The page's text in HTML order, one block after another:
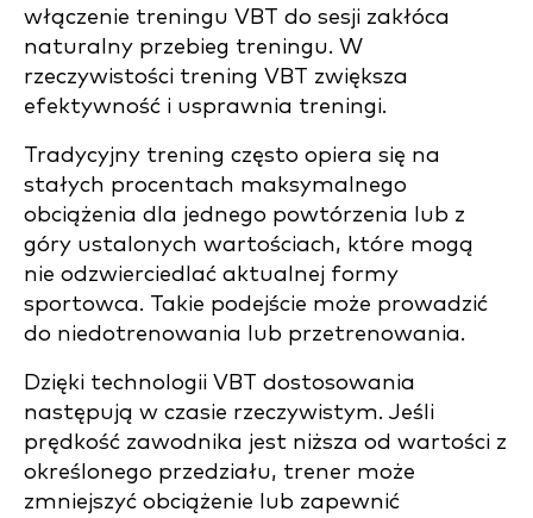
włączenie treningu VBT do sesji zakłóca
naturalny przebieg treningu. W
rzeczywistości trening VBT zwiększa
efektywność i usprawnia treningi.
Tradycyjny trening często opiera się na
stałych procentach maksymalnego
obciążenia dla jednego powtórzenia lub z
góry ustalonych wartościach, które mogą
nie odzwierciedlać aktualnej formy
sportowca. Takie podejście może prowadzić
do niedotrenowania lub przetrenowania.
Dzięki technologii VBT dostosowania
następują w czasie rzeczywistym. Jeśli
prędkość zawodnika jest niższa od wartości z
określonego przedziału, trener może
zmniejszyć obciążenie lub zapewnić